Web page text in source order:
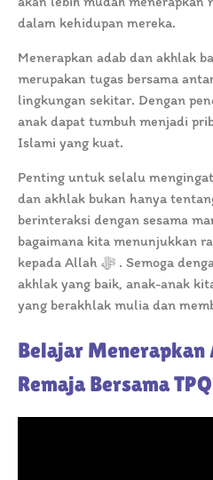
dalam kehidupan mereka.
Menerapkan adab dan akhlak
merupakan tugas bersama
lingkungan sekitar. Dengan
anak dapat tumbuh menjadi
Islami yang kuat.
Penting untuk selalu
dan akhlak bukan hanya
berinteraksi dengan sesama
bagaimana kita menunjukkan
kepada Allah ﷻ . Semoga dengan pendidikan adab dan
akhlak yang baik, anak-anak
yang berakhlak mulia dan
Belajar Menerapkan
Remaja Bersama